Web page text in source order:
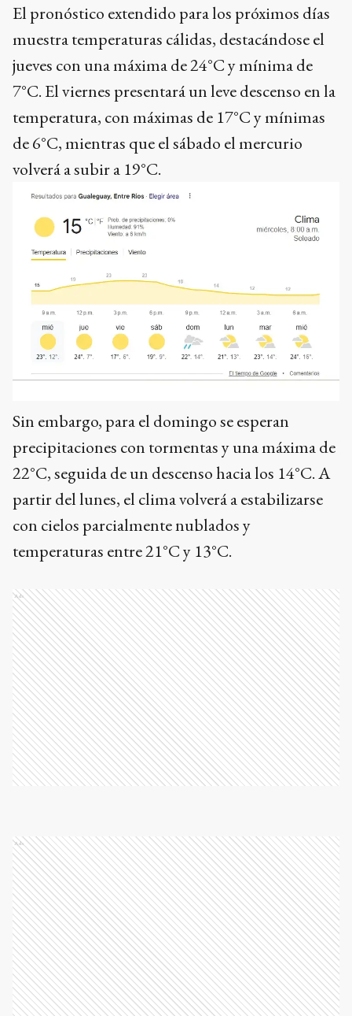
El pronóstico extendido para los próximos días
muestra temperaturas cálidas, destacándose el
jueves con una máxima de 24°C y mínima de
7°C. El viernes presentará un leve descenso en la
temperatura, con máximas de 17°C y mínimas
de 6°C, mientras que el sábado el mercurio
volverá a subir a 19°C.
Sin embargo, para el domingo se esperan
precipitaciones con tormentas y una máxima de
22°C, seguida de un descenso hacia los 14°C. A
partir del lunes, el clima volverá a estabilizarse
con cielos parcialmente nublados y
temperaturas entre 21°C y 13°C.
Ads
Ads